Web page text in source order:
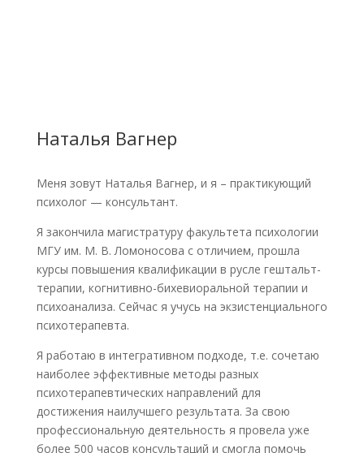
Наталья Вагнер
Меня зовут Наталья Вагнер, и я – практикующий
психолог — консультант.
Я закончила магистратуру факультета психологии
МГУ им. М. В. Ломоносова с отличием, прошла
курсы повышения квалификации в русле гештальт-
терапии, когнитивно-бихевиоральной терапии и
психоанализа. Сейчас я учусь на экзистенциального
психотерапевта.
Я работаю в интегративном подходе, т.е. сочетаю
наиболее эффективные методы разных
психотерапевтических направлений для
достижения наилучшего результата. За свою
профессиональную деятельность я провела уже
более 500 часов консультаций и смогла помочь